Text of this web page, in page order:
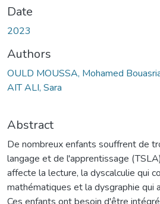
Date
2023
Authors
OULD MOUSSA, Mohamed
AIT ALI, Sara
Abstract
De nombreux enfants souffrent de
langage et de l'apprentissage
affecte la lecture, la dyscalculie qui
mathématiques et la dysgraphie qui